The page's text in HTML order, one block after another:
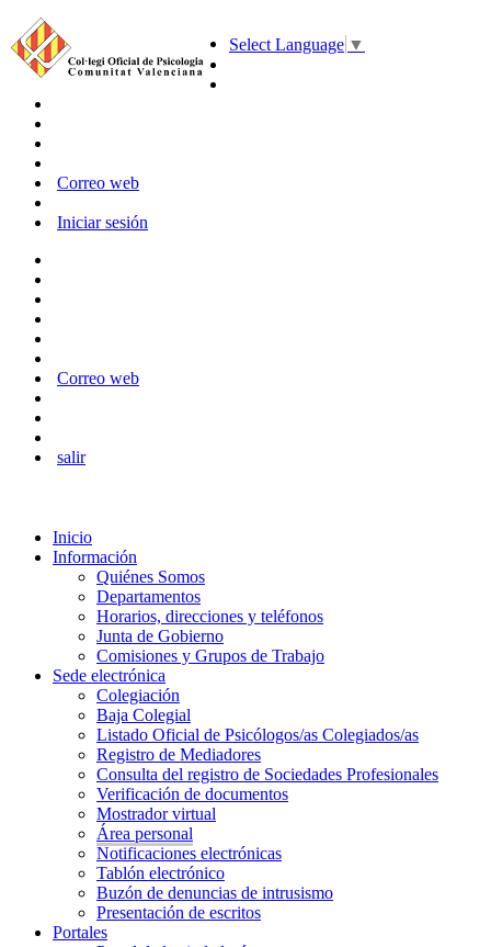
Select Language ▼
Correo web
Iniciar sesión
Correo web
salir
Inicio
Información
Quiénes Somos
Departamentos
Horarios, direcciones y teléfonos
Junta de Gobierno
Comisiones y Grupos de Trabajo
Sede electrónica
Colegiación
Baja Colegial
Listado Oficial de Psicólogos/as Colegiados/as
Registro de Mediadores
Consulta del registro de Sociedades Profesionales
Verificación de documentos
Mostrador virtual
Área personal
Notificaciones electrónicas
Tablón electrónico
Buzón de denuncias de intrusismo
Presentación de escritos
Portales